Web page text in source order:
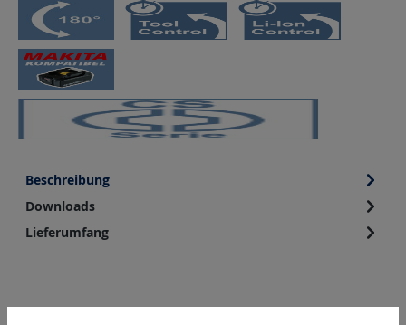
Beschreibung
Downloads
Lieferumfang